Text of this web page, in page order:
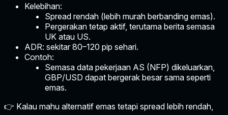
Kelebihan:
Spread rendah (lebih murah berbanding emas).
Pergerakan tetap aktif, terutama berita semasa
UK atau US.
ADR: sekitar 80–120 pip sehari.
Contoh:
Semasa data pekerjaan AS (NFP) dikeluarkan,
GBP/USD dapat bergerak besar sama seperti
emas.
👉 Kalau mahu alternatif emas tetapi spread lebih rendah,